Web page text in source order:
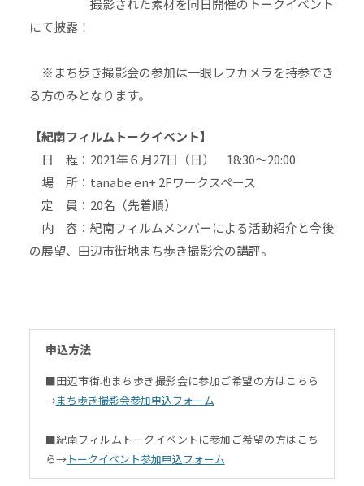
撮影された素材を同日開催のトークイベント
にて披露！
※まち歩き撮影会の参加は一眼レフカメラを持参でき
る方のみとなります。
【紀南フィルムトークイベント】
日 程：2021年６月27日（日） 18:30～20:00
場 所：tanabe en+ 2Fワークスペース
定 員：20名（先着順）
内 容：紀南フィルムメンバーによる活動紹介と今後
の展望、田辺市街地まち歩き撮影会の講評。
申込方法
■田辺市街地まち歩き撮影会に参加ご希望の方はこちら
→まち歩き撮影会参加申込フォーム
■紀南フィルムトークイベントに参加ご希望の方はこち
ら→トークイベント参加申込フォーム